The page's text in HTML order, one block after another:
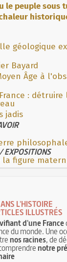
le peuple sous
géologique
Bayard
Âge à
: détruire
jadis
EXPOSITIONS
la figure
L'HISTOIRE
ILLUSTRÉS
d'une France
du monde. Une
nos racines, de
notre